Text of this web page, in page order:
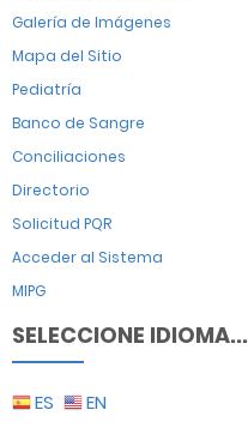
Galería de Imágenes
Mapa del Sitio
Pediatría
Banco de Sangre
Conciliaciones
Directorio
Solicitud PQR
Acceder al Sistema
MIPG
SELECCIONE IDIOMA...
ES EN